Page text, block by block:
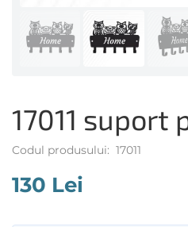
17011 suport
Codul produsului: 17011
130 Lei